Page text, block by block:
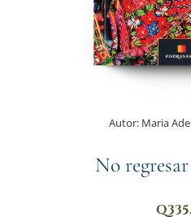
Autor:Maria
No
Q